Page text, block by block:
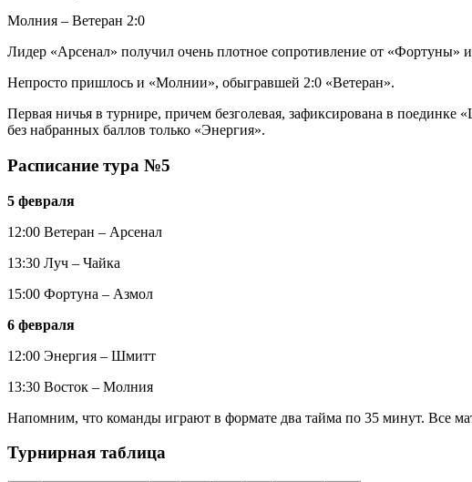
Молния – Ветеран 2:0
Лидер «Арсенал» получил очень плотное сопротивление от «Фортуны»
Непросто пришлось и «Молнии», обыгравшей 2:0 «Ветеран».
Первая ничья в турнире, причем безголевая, зафиксирована в
без набранных баллов только «Энергия».
Расписание тура №5
5 февраля
12:00 Ветеран – Арсенал
13:30 Луч – Чайка
15:00 Фортуна – Азмол
6 февраля
12:00 Энергия – Шмитт
13:30 Восток – Молния
Напомним, что команды играют в формате два тайма по 35 минут. Все
Турнирная таблица